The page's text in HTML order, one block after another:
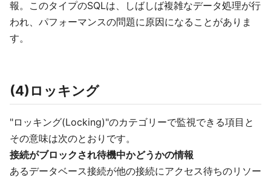
報。このタイプのSQLは、しばしば複雑なデータ処理が行
われ、パフォーマンスの問題に原因になることがありま
す。
(4)ロッキング
"ロッキング(Locking)"のカテゴリーで監視できる項目と
その意味は次のとおりです。
接続がブロックされ待機中かどうかの情報
あるデータベース接続が他の接続にアクセス待ちのリソー